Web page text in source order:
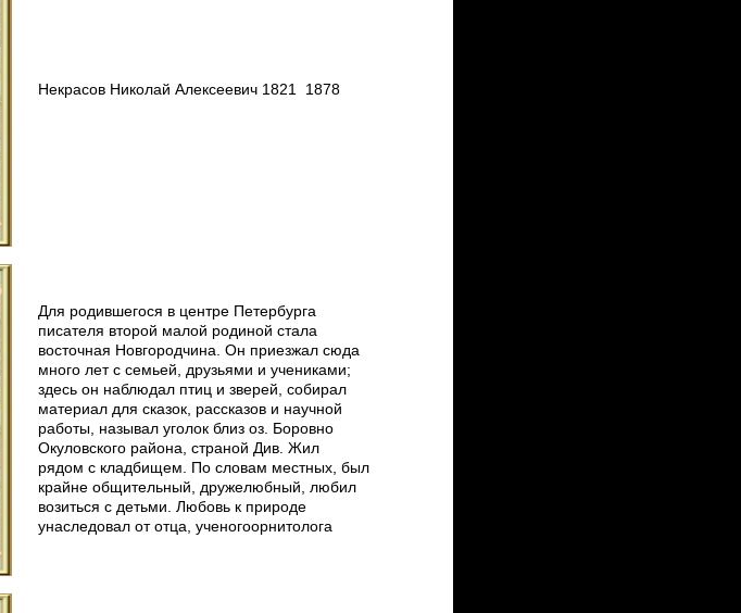
Некрасов Николай Алексеевич 1821 ­ 1878
Для родившегося в центре Петербурга
писателя второй малой родиной стала
восточная Новгородчина. Он приезжал сюда
много лет с семьей, друзьями и учениками;
здесь он наблюдал птиц и зверей, собирал
материал для сказок, рассказов и научной
работы, называл уголок близ оз. Боровно
Окуловского района, страной Див. Жил
рядом с кладбищем. По словам местных, был
крайне общительный, дружелюбный, любил
возиться с детьми. Любовь к природе
унаследовал от отца, ученого­орнитолога